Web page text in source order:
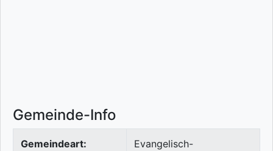
Gemeinde-Info
Gemeindeart:
Evangelisch-